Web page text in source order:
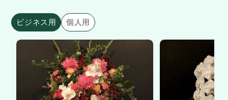
ビジネス用 個人用